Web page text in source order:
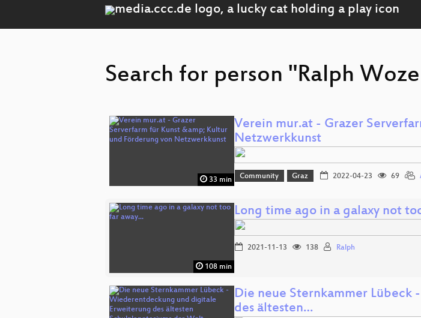
Search for person "Ralph
33 min
Verein mur.at - Grazer
Netzwerkkunst
Community Graz 2022-04-23 69
108 min
Long time ago in a galaxy not
2021-11-13 138 Ralph
Die neue Sternkammer
des ältesten…